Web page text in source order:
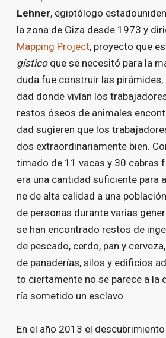
Leh­ner, egip­tó­lo­go
la zo­na de Gi­za des­de 1973 y
Map­ping Pro­ject, pro­yec­to que
gís­ti­coque se ne­ce­si­tó pa­ra la
du­da fue cons­truir las
dad don­de vi­vían los
res­tos óseos de ani­ma­les
dad su­gie­ren que los
dos ex­tra­or­di­na­ria­men­te bien.
ti­ma­do de 11 va­cas y 30 ca­bras
era una can­ti­dad su­fi­cien­te pa­ra
ne de al­ta ca­li­dad a una
de per­so­nas du­ran­te va­rias
se han en­con­tra­do res­tos de
de pes­ca­do, cer­do, pan y
de pa­na­de­rías, si­los y edi­fi­cios
to cier­ta­men­te no se pa­re­ce a la
ría so­me­ti­do un es­cla­vo.
En el año 2013 el